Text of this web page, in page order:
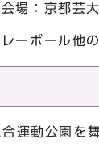
場：京都芸
ーボール他
運動公園を